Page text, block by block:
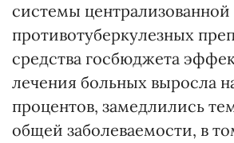
системы централизованной
противотуберкулезных
средства госбюджета
лечения больных выросла
процентов, замедлились
общей заболеваемости, в